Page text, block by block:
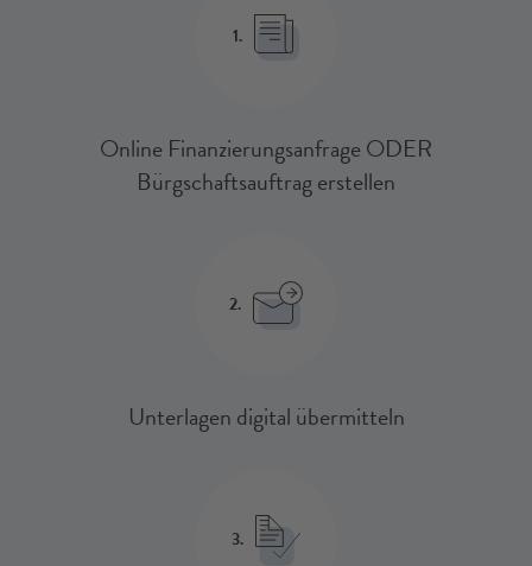
1.
Online Finanzierungsanfrage ODER
Bürgschaftsauftrag erstellen
2.
Unterlagen digital übermitteln
3.